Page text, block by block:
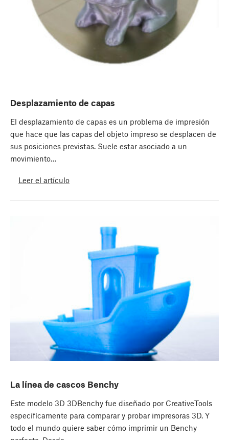
Desplazamiento de capas
El desplazamiento de capas es un problema de impresión
que hace que las capas del objeto impreso se desplacen de
sus posiciones previstas. Suele estar asociado a un
movimiento…
Leer el artículo
La línea de cascos Benchy
Este modelo 3D 3DBenchy fue diseñado por CreativeTools
específicamente para comparar y probar impresoras 3D. Y
todo el mundo quiere saber cómo imprimir un Benchy